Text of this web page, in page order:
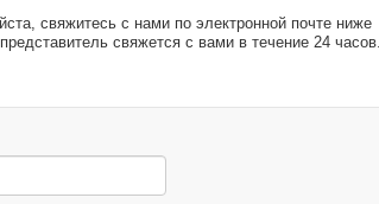
свяжитесь с нами по электронной почте ниже
свяжется с вами в течение 24 часов.